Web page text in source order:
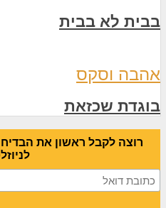
בבית לא בבית
אהבה וסקס
בוגדת שכזאת
רוצה לקבל ראשון את